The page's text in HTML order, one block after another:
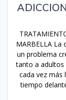
MARBELLA La
un problema
tanto a adultos
cada vez más
tiempo